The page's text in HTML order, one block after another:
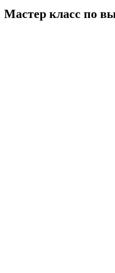
Мастер класс по